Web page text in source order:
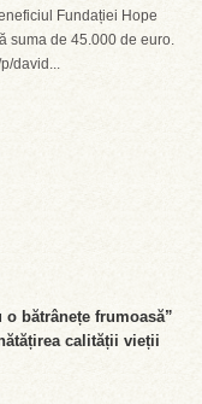
Fundației Hope
suma de 45.000 de euro.
david...
bătrânețe frumoasă”
calității vieții